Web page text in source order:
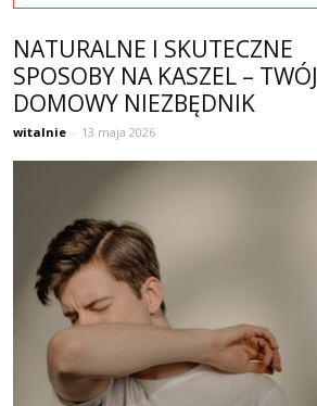
NATURALNE I SKUTECZNE
SPOSOBY NA KASZEL – TWÓJ
DOMOWY NIEZBĘDNIK
witalnie - 13 maja 2026